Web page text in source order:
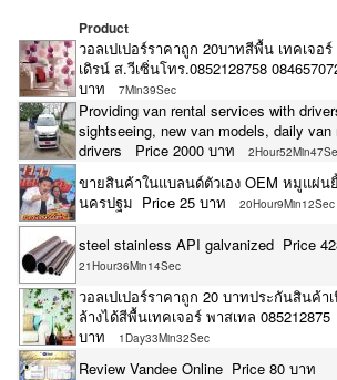
Product
วอลเปเปอร์ราคาถูก 20บาทสีพื้น เทคเจอ
เดิรน์ ส.วีเซิ่นโทร.0852128758
บาท
7Min39Sec
Providing van rental services with
sightseeing, new van models, daily van
drivers Price 2000 บาท
ขายสินค้าในแบลนด์ตัวเอง OEM หมูแผ่น
นครปฐม Price 25 บาท
20Hour9Min12Sec
steel stainless API galvanized Price
21Hour36Min14Sec
วอลเปเปอร์ราคาถูก 20 บาทประกันสินค้า
ล้างได้สีพื้นเทคเจอร์ พาสเทล
บาท
1Day33Min32Sec
Review Vandee Online Price 80 บาท